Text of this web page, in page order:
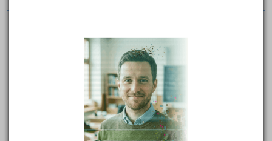
Práce předkládá podklady k žádosti o poskytnutí úvěru.
( celkem nalezeno položek: